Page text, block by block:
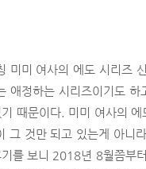
미미 여사의 에도 시리즈
애정하는 시리즈이기도
때문이다. 미미 여사의
그 것만 되고 있는게 아니
를 보니 2018년 8월쯤부